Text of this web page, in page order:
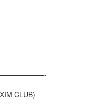
CLUB)